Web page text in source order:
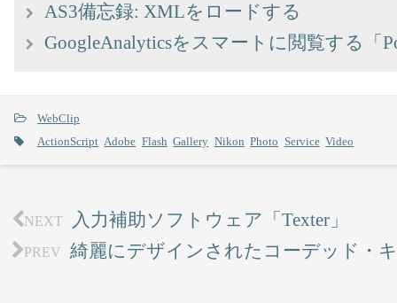
AS3備忘録: XMLをロードする
GoogleAnalyticsをスマートに閲覧する「
WebClip
ActionScript Adobe Flash Gallery Nikon Photo Service Video
NEXT 入力補助ソフトウェア「Texter」
PREV 綺麗にデザインされたコーデッド・